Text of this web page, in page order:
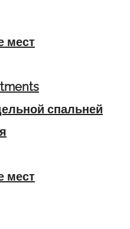
мест
спальней
мест